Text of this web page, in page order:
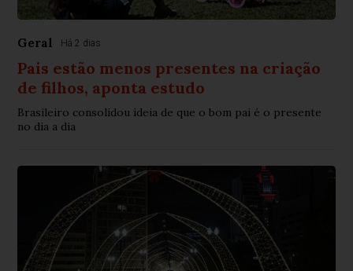
Geral Há 2 dias
Pais estão menos presentes na criação
de filhos, aponta estudo
Brasileiro consolidou ideia de que o bom pai é o presente
no dia a dia